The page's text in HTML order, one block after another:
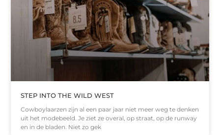
STEP INTO THE WILD WEST
Cowboylaarzen zijn al een paar jaar niet meer weg te denken
uit het modebeeld. Je ziet ze overal, op straat, op de runway
en in de bladen. Niet zo gek